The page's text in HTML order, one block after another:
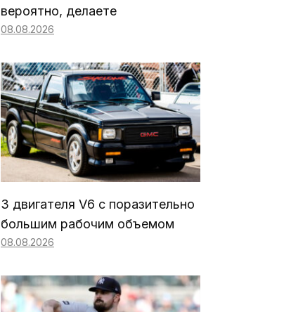
вероятно, делаете
08.08.2026
3 двигателя V6 с поразительно
большим рабочим объемом
08.08.2026